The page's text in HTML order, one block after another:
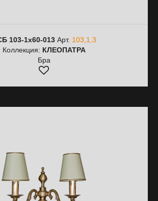
103-1х60-013Арт. 103,1,3
Коллекция: КЛЕОПАТРА
Бра